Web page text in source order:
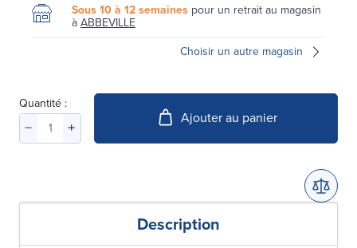
Sous 10 à 12 semaines pour un retrait au magasin
àABBEVILLE
Choisir un autre magasin
Quantité :
Ajouter au panier
Description